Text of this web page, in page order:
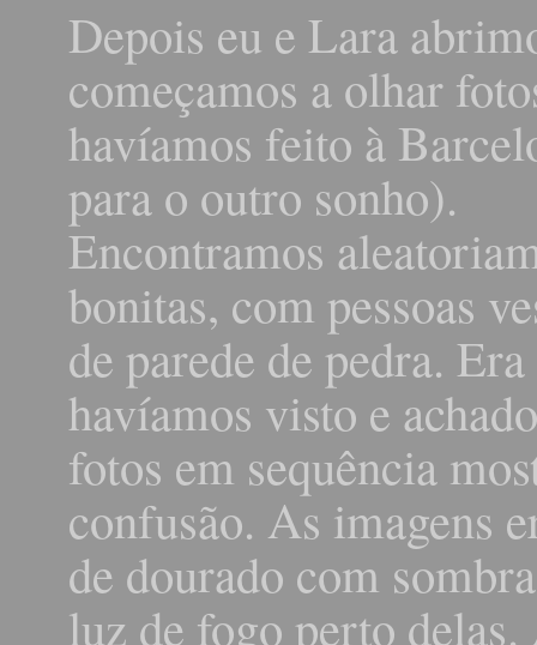
Depois eu e Lara
começamos a olhar
havíamos feito à
para o outro sonho).
Encontramos
bonitas, com pessoas
de parede de pedra.
havíamos visto e
fotos em sequência
confusão. As imagens
de dourado com
luz de fogo perto